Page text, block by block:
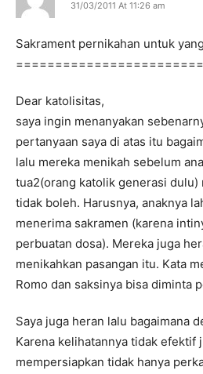
31/03/2011 At 11:26 am
Sakrament pernikahan untuk
Dear katolisitas,
saya ingin menanyakan
pertanyaan saya di atas itu
lalu mereka menikah sebelum
tua2(orang katolik generasi
tidak boleh. Harusnya, anaknya
menerima sakramen (karena
perbuatan dosa). Mereka juga
menikahkan pasangan itu. Kata
Romo dan saksinya bisa diminta
Saya juga heran lalu bagaimana
Karena kelihatannya tidak efektif
mempersiapkan tidak hanya